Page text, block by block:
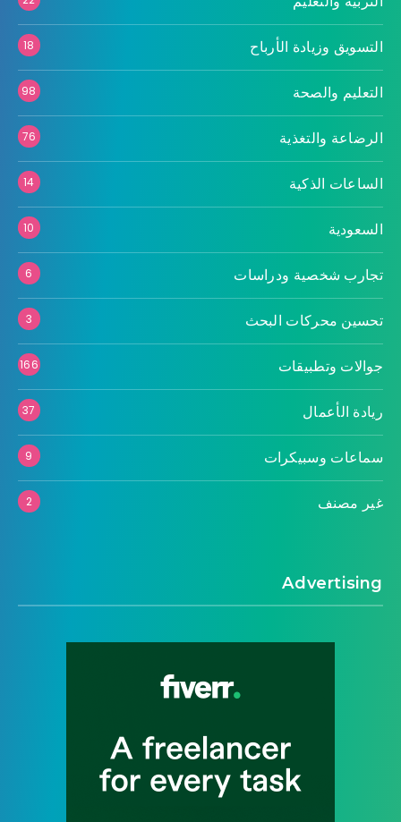
التسويق وزيادة الأرباح 18
التعليم والصحة 98
الرضاعة والتغذية 76
الساعات الذكية 14
السعودية 10
تجارب شخصية ودراسات 6
تحسين محركات البحث 3
جوالات وتطبيقات 166
ريادة الأعمال 37
سماعات وسبيكرات 9
غير مصنف 2
Advertising